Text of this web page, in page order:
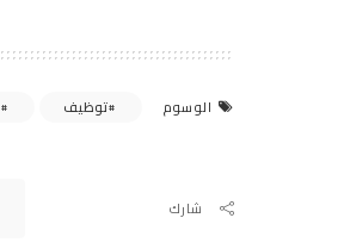
الوسوم توظيف
شارك